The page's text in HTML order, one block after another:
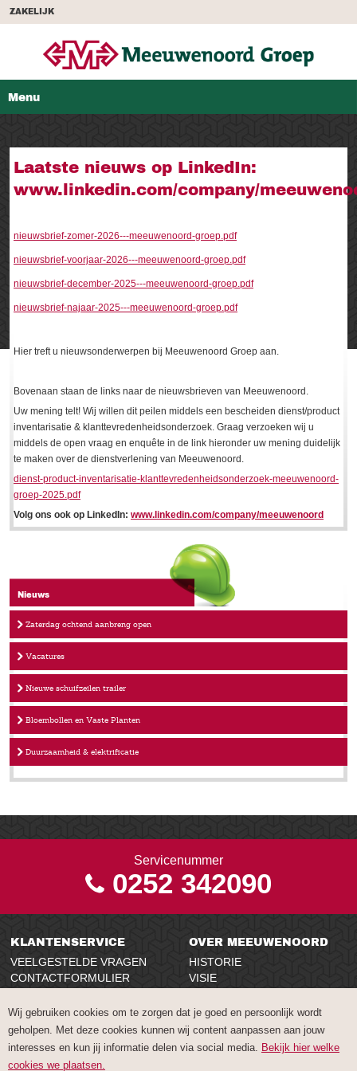
ZAKELIJK
Menu
Laatste nieuws op LinkedIn:
www.linkedin.com/company/
nieuwsbrief-zomer-2026---meeuwenoord-groep.pdf
nieuwsbrief-voorjaar-2026---meeuwenoord-groep.pdf
nieuwsbrief-december-2025---meeuwenoord-groep.pdf
nieuwsbrief-najaar-2025---meeuwenoord-groep.pdf
Hier treft u nieuwsonderwerpen bij Meeuwenoord Groep aan.
Bovenaan staan de links naar de nieuwsbrieven van Meeuwenoord.
Uw mening telt! Wij willen dit peilen middels een bescheiden dienst/product
inventarisatie & klanttevredenheidsonderzoek. Graag verzoeken wij u
middels de open vraag en enquête in de link hieronder uw mening duidelijk
te maken over de dienstverlening van Meeuwenoord.
dienst-product-inventarisatie-klanttevredenheidsonderzoek-meeuwenoord-
groep-2025.pdf
Volg ons ook op LinkedIn: www.linkedin.com/company/meeuwenoord
Nieuws
Zaterdag ochtend aanbreng open
Vacatures
Nieuwe schuifzeilen trailer
Bloembollen en Vaste Planten
Duurzaamheid & elektrificatie
Servicenummer
0252 342090
KLANTENSERVICE
VEELGESTELDE VRAGEN
CONTACTFORMULIER
AANVRAGEN
CONTACT
OVER MEEUWENOORD
HISTORIE
VISIE
DUURZAAMHEID EN MVO
GARANTIES
Wij gebruiken cookies om te zorgen dat je goed en persoonlijk wordt
geholpen. Met deze cookies kunnen wij content aanpassen aan jouw
interesses en kun jij informatie delen via social media. Bekijk hier welke
cookies we plaatsen.